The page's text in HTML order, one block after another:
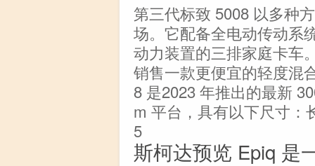
第三代标致 5008 以多种
场。它配备全电动传动系
动力装置的三排家庭卡车
销售一款更便宜的轻度混
8 是2023 年推出的最新
m 平台，具有以下尺寸：
5
斯柯达预览 Epiq 是